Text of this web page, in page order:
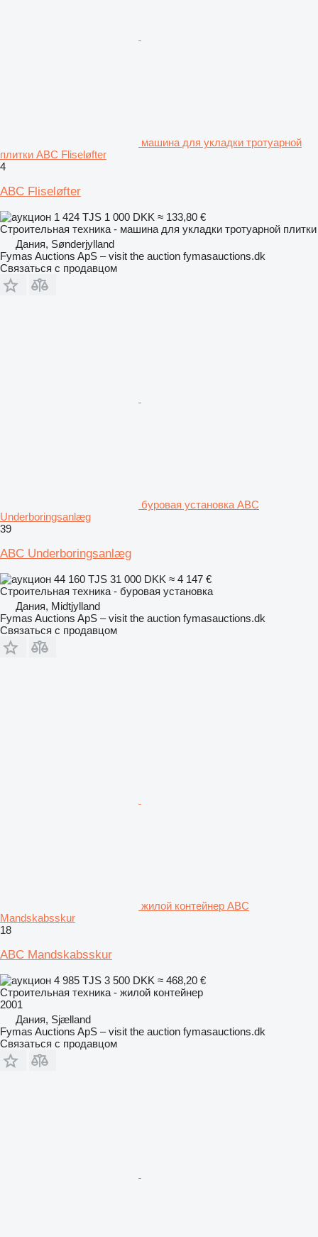
машина для укладки тротуарной
плитки ABC Fliseløfter
4
ABC Fliseløfter
1 424 TJS 1 000 DKK ≈ 133,80 €
Строительная техника - машина для укладки тротуарной плитки
Дания, Sønderjylland
Fymas Auctions ApS – visit the auction fymasauctions.dk
Связаться с продавцом
буровая установка ABC
Underboringsanlæg
39
ABC Underboringsanlæg
44 160 TJS 31 000 DKK ≈ 4 147 €
Строительная техника - буровая установка
Дания, Midtjylland
Fymas Auctions ApS – visit the auction fymasauctions.dk
Связаться с продавцом
жилой контейнер ABC
Mandskabsskur
18
ABC Mandskabsskur
4 985 TJS 3 500 DKK ≈ 468,20 €
Строительная техника - жилой контейнер
2001
Дания, Sjælland
Fymas Auctions ApS – visit the auction fymasauctions.dk
Связаться с продавцом